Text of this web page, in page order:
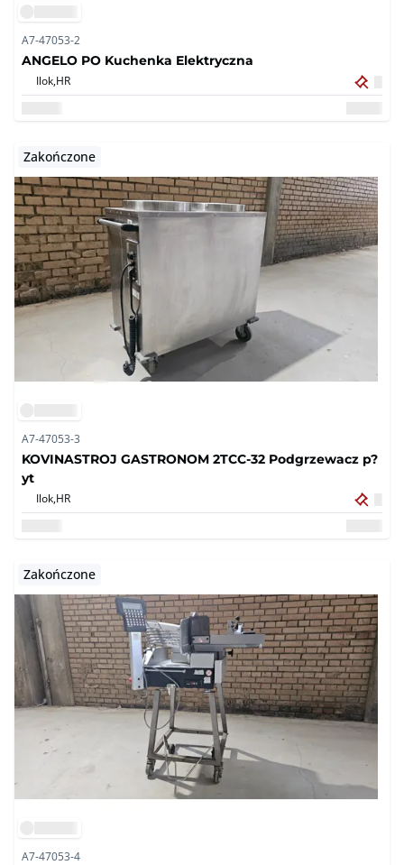
A7-47053-2
ANGELO PO Kuchenka Elektryczna
Ilok,HR
Zakończone
A7-47053-3
KOVINASTROJ GASTRONOM 2TCC-32 Podgrzewacz p?
yt
Ilok,HR
Zakończone
A7-47053-4